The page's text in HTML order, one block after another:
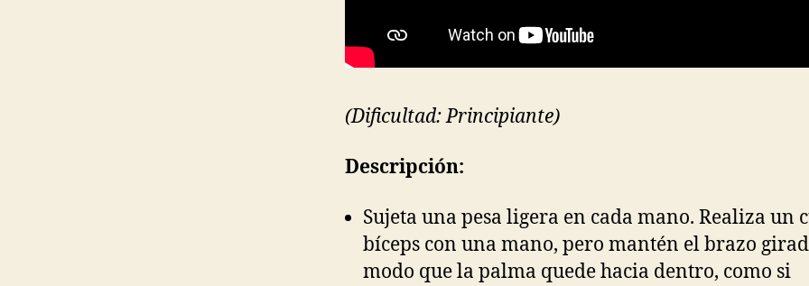
(Dificultad: Principiante)
Descripción:
Sujeta una pesa ligera en cada mano. Realiza un
bíceps con una mano, pero mantén el brazo
modo que la palma quede hacia dentro, como si